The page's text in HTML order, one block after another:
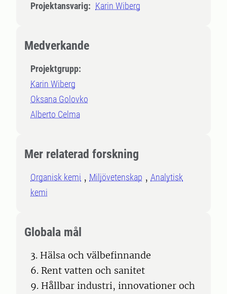
Projektansvarig: Karin Wiberg
Medverkande
Projektgrupp:
Karin Wiberg
Oksana Golovko
Alberto Celma
Mer relaterad forskning
Organisk kemi Miljövetenskap
Analytisk
kemi
Globala mål
3. Hälsa och välbefinnande
6. Rent vatten och sanitet
9. Hållbar industri, innovationer och